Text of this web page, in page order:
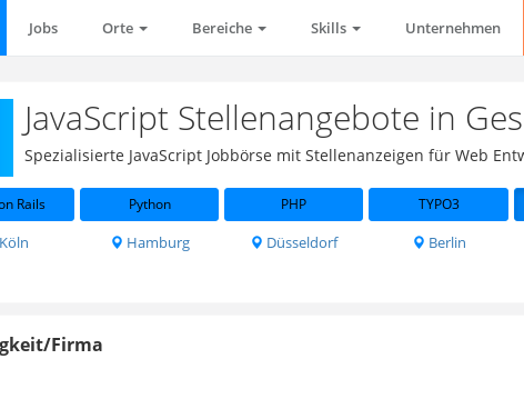
Jobs Orte Bereiche Skills Unternehmen
JavaScript Stellenangebote in
Spezialisierte JavaScript Jobbörse mit Stellenanzeigen für Web
Rails Python PHP TYPO3
Köln Hamburg Düsseldorf Berlin
Firma